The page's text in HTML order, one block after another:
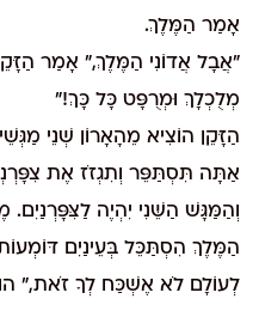
אָמַר הַמֶּלֶךְ.
"אֲבָל אֲדוֹנִי הַמֶּלֶךְ," אָמַר
מְלֻכְלָךְ וּמְרֻפָּט כָּל כָּךְ!"
הַזָּקֵן הוֹצִיא מֵהָאָרוֹן שְׁנֵי
אַתָּה תִּסְתַּפֵּר וְתִגְזֹז אֶת
וְהַמַּגָּשׁ הַשֵּׁנִי יִהְיֶה
הַמֶּלֶךְ הִסְתַּכֵּל בְּעֵינַיִם
לְעוֹלָם לֹא אֶשְׁכַּח לְךָ זֹאת,"